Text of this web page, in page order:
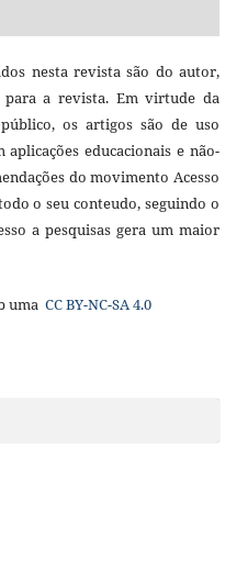
nesta revista são do autor,
a revista. Em virtude da
os artigos são de uso
educacionais e não-
do movimento Acesso
o seu conteudo, seguindo o
a pesquisas gera um maior
uma CC BY-NC-SA 4.0